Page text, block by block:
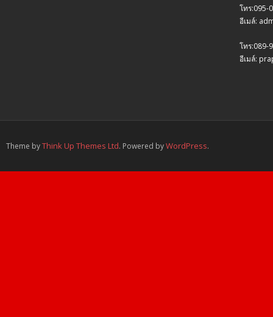
โทร:095-
อีเมล์:
โทร:089-
อีเมล์:
Theme byThink Up Themes Ltd. Powered byWordPress.